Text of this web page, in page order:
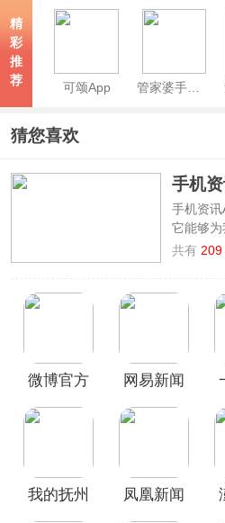
精
彩
推
荐
可颂App 管家婆手机版
猜您喜欢
手机
手机资讯
它能够为
讯热点
们个人
App大全
新闻、
站挑选
共有 209
微博官方
网易新闻
我的抚州
凤凰新闻